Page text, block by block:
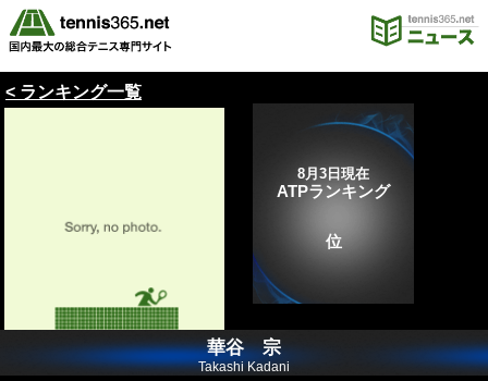
< ランキング一覧
8月3日現在
ATPランキング
位
華谷 宗
Takashi Kadani